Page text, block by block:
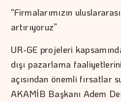
“Firmalarımızın
artırıyoruz”
UR-GE projeleri
dışı pazarlama
açısından önemli fırsatlar
AKAMİB Başkanı Adem